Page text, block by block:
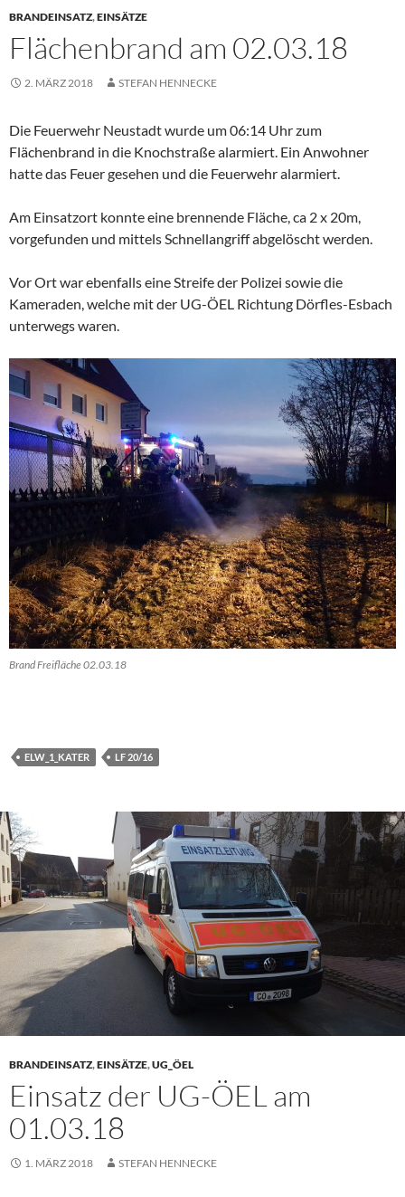
BRANDEINSATZ,EINSÄTZE
Flächenbrand am 02.03.18
2. MÄRZ 2018 STEFAN HENNECKE
Die Feuerwehr Neustadt wurde um 06:14 Uhr zum
Flächenbrand in die Knochstraße alarmiert. Ein Anwohner
hatte das Feuer gesehen und die Feuerwehr alarmiert.
Am Einsatzort konnte eine brennende Fläche, ca 2 x 20m,
vorgefunden und mittels Schnellangriff abgelöscht werden.
Vor Ort war ebenfalls eine Streife der Polizei sowie die
Kameraden, welche mit der UG-ÖEL Richtung Dörfles-Esbach
unterwegs waren.
Brand Freifläche 02.03.18
ELW_1_KATER LF 20/16
BRANDEINSATZ,EINSÄTZE,UG_ÖEL
Einsatz der UG-ÖEL am
01.03.18
1. MÄRZ 2018 STEFAN HENNECKE